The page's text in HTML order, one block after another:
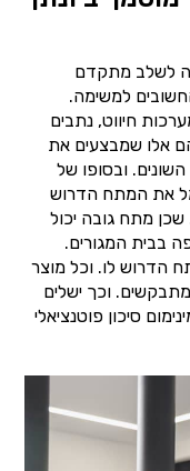
לשלב מתקדם
למשימה.
חיווט, נתבים
הם אלו שמבצעים את
ובסופו של
את המתח הדרוש
שכן מתח גובה יכול
בבית המגורים.
הדרוש לו. וכל מוצר
וכך ישלים
סיכון פוטנציאלי